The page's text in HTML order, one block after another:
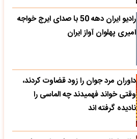
رادیو ایران دهه 50 با صدای ایرج خواجه
امیری پهلوان آواز ایران
داوران مرد جوان را زود قضاوت کردند،
وقتی خواند فهمیدند چه الماسی را
نادیده گرفته اند